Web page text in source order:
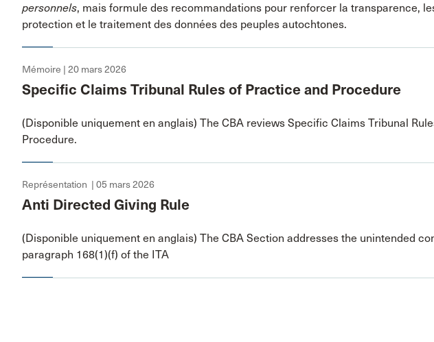
personnels, mais formule des recommandations pour renforcer la transparence,
protection et le traitement des données des peuples autochtones.
Mémoire | 20 mars 2026
Specific Claims Tribunal Rules of Practice and Procedure
(Disponible uniquement en anglais) The CBA reviews Specific Claims Tribunal
Procedure.
Représentation | 05 mars 2026
Anti Directed Giving Rule
(Disponible uniquement en anglais) The CBA Section addresses the unintended
paragraph 168(1)(f) of the ITA